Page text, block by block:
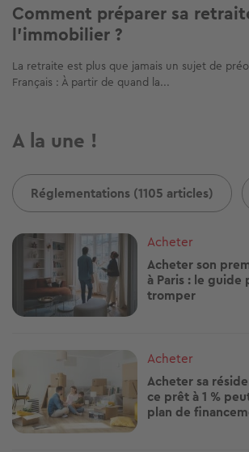
Comment préparer sa
l’immobilier ?
La retraite est plus que jamais un sujet de
Français : À partir de quand la...
A la une !
Réglementations (1105 articles)
Image
Acheter
Acheter son
à Paris : le guide
tromper
Acheter
Acheter sa
ce prêt à 1 %
plan de